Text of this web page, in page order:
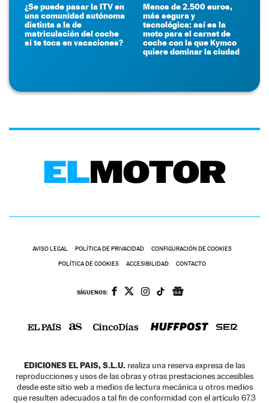
¿Se puede pasar la ITV en
una comunidad autónoma
distinta a la de
matriculación del coche
si te toca en vacaciones?
Menos de 2.500 euros,
más segura y
tecnológica: así es la
moto para el carnet de
coche con la que Kymco
quiere dominar la ciudad
AVISO LEGAL POLÍTICA DE PRIVACIDAD CONFIGURACIÓN DE COOKIES
POLÍTICA DE COOKIES ACCESIBILIDAD CONTACTO
SÍGUENOS:
EDICIONES EL PAIS, S.L.U. realiza una reserva expresa de las
reproducciones y usos de las obras y otras prestaciones accesibles
desde este sitio web a medios de lectura mecánica u otros medios
que resulten adecuados a tal fin de conformidad con el artículo 67.3